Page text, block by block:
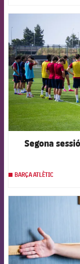
Segona
BARÇA ATLÈTIC